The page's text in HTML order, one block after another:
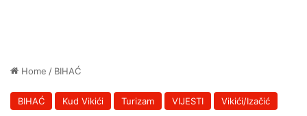
Home / BIHAĆ
BIHAĆ Kud Vikići Turizam VIJESTI Vikići/Izačić